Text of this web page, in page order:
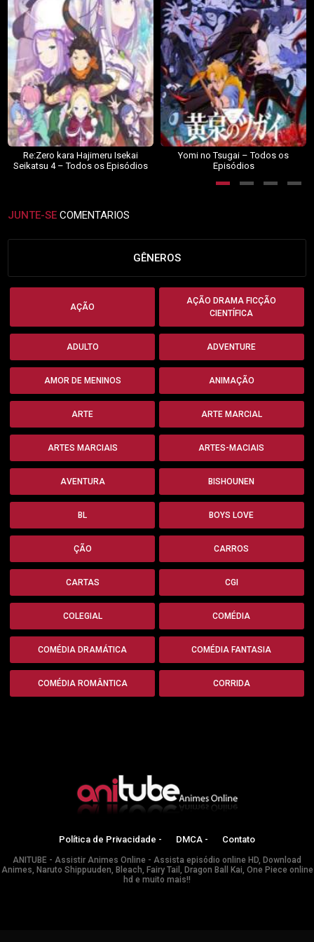
Re:Zero kara Hajimeru Isekai
Seikatsu 4 – Todos os Episódios
Yomi no Tsugai – Todos os
Episódios
JUNTE-SE COMENTARIOS
GÊNEROS
AÇÃO
AÇÃO DRAMA FICÇÃO
CIENTÍFICA
ADULTO ADVENTURE
AMOR DE MENINOS ANIMAÇÃO
ARTE ARTE MARCIAL
ARTES MARCIAIS ARTES-MACIAIS
AVENTURA BISHOUNEN
BL BOYS LOVE
ÇÃO CARROS
CARTAS CGI
COLEGIAL COMÉDIA
COMÉDIA DRAMÁTICA COMÉDIA FANTASIA
COMÉDIA ROMÂNTICA CORRIDA
Política de Privacidade - DMCA - Contato
ANITUBE - Assistir Animes Online - Assista episódio online HD, Download
Animes, Naruto Shippuuden, Bleach, Fairy Tail, Dragon Ball Kai, One Piece online
hd e muito mais!!